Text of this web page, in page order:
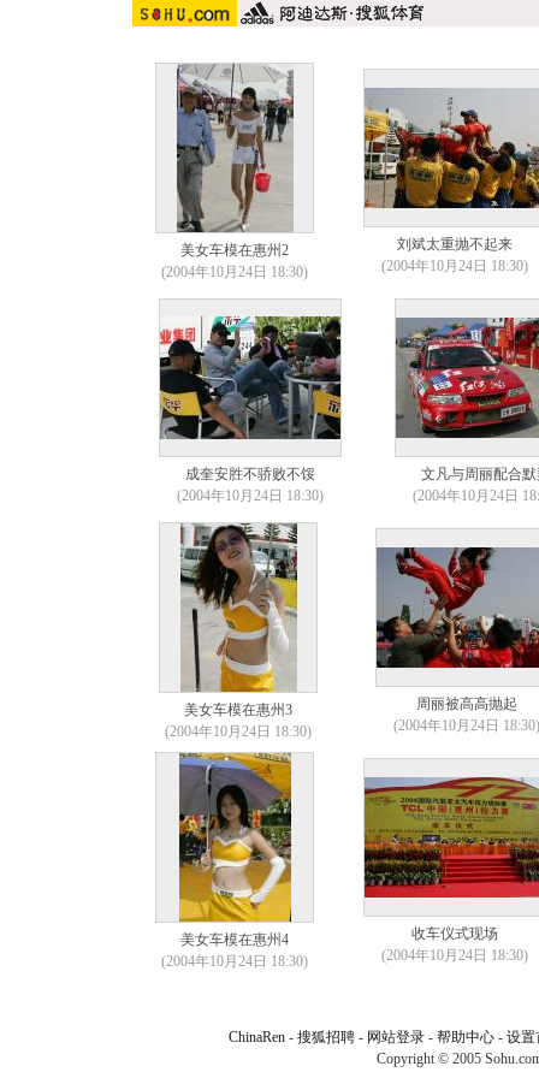
美女车模在惠州2
(2004年10月24日 18:30)
刘斌太重抛不起来
(2004年10月24日 18:30)
成奎安胜不骄败不馁
(2004年10月24日 18:30)
文凡与周丽配合
(2004年10月24日
美女车模在惠州3
(2004年10月24日 18:30)
周丽被高高抛起
(2004年10月24日 18:30)
美女车模在惠州4
(2004年10月24日 18:30)
收车仪式现场
(2004年10月24日 18:30)
ChinaRen - 搜狐招聘 - 网站登录 - 帮助中心 - 设置
Copyright © 2005